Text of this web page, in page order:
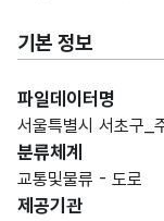
기본 정보
파일데이터명
서울특별시 서초구
분류체계
교통및물류 - 도로
제공기관